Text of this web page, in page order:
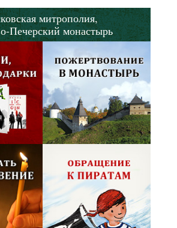
митрополия,
Печерский монастырь